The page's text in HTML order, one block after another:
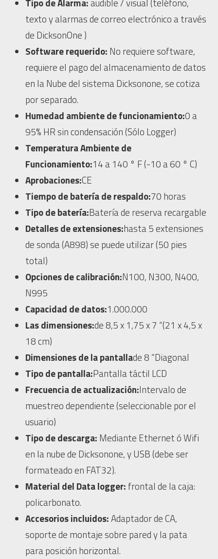
Tipo de Alarma: audible / visual (teléfono,
texto y alarmas de correo electrónico a través
de DicksonOne )
Software requerido: No requiere software,
requiere el pago del almacenamiento de datos
en la Nube del sistema Dicksonone, se cotiza
por separado.
Humedad ambiente de funcionamiento:0 a
95% HR sin condensación (Sólo Logger)
Temperatura Ambiente de
Funcionamiento:14 a 140 ° F (-10 a 60 ° C)
Aprobaciones:CE
Tiempo de batería de respaldo:70 horas
Tipo de batería:Batería de reserva recargable
Detalles de extensiones:hasta 5 extensiones
de sonda (A898) se puede utilizar (50 pies
total)
Opciones de calibración:N100, N300, N400,
N995
Capacidad de datos:1.000.000
Las dimensiones:de 8,5 x 1,75 x 7 “(21 x 4,5 x
18 cm)
Dimensiones de la pantallade 8 “Diagonal
Tipo de pantalla:Pantalla táctil LCD
Frecuencia de actualización:Intervalo de
muestreo dependiente (seleccionable por el
usuario)
Tipo de descarga: Mediante Ethernet ó Wifi
en la nube de Dicksonone, y USB (debe ser
formateado en FAT32).
Material del Data logger: frontal de la caja:
policarbonato.
Accesorios incluidos:Adaptador de CA,
soporte de montaje sobre pared y la pata
para posición horizontal.